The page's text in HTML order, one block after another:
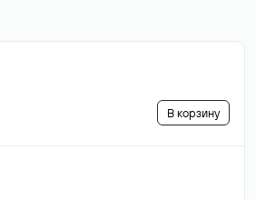
В корзину